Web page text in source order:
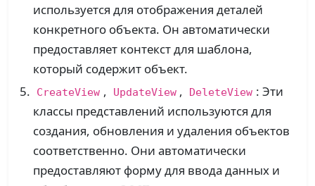
используется для отображения деталей
конкретного объекта. Он автоматически
предоставляет контекст для шаблона,
который содержит объект.
CreateView , UpdateView , DeleteView : Эти
классы представлений используются для
создания, обновления и удаления объектов
соответственно. Они автоматически
предоставляют форму для ввода данных и